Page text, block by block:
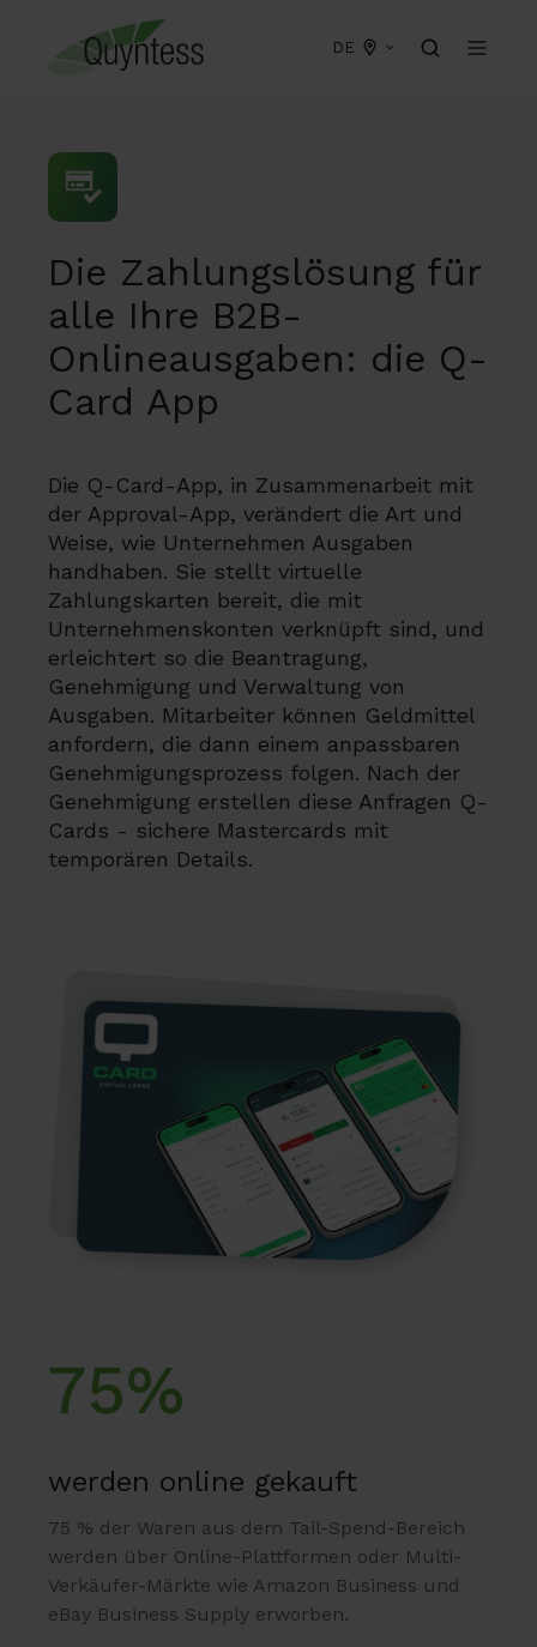
DE
Die Zahlungslösung für
alle Ihre B2B-
Onlineausgaben: die Q-
Card App
Die Q-Card-App, in Zusammenarbeit mit
der Approval-App, verändert die Art und
Weise, wie Unternehmen Ausgaben
handhaben. Sie stellt virtuelle
Zahlungskarten bereit, die mit
Unternehmenskonten verknüpft sind, und
erleichtert so die Beantragung,
Genehmigung und Verwaltung von
Ausgaben. Mitarbeiter können Geldmittel
anfordern, die dann einem anpassbaren
Genehmigungsprozess folgen. Nach der
Genehmigung erstellen diese Anfragen Q-
Cards - sichere Mastercards mit
temporären Details.
75%
werden online gekauft
75 % der Waren aus dem Tail-Spend-Bereich
werden über Online-Plattformen oder Multi-
Verkäufer-Märkte wie Amazon Business und
eBay Business Supply erworben.